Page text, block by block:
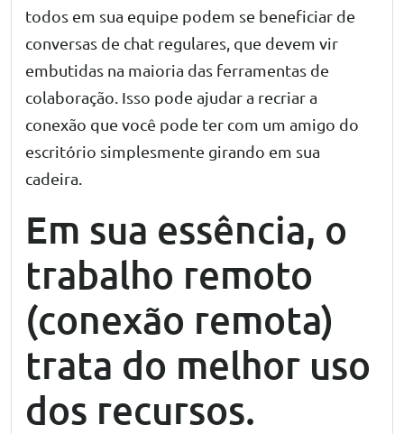
todos em sua equipe podem se beneficiar de
conversas de chat regulares, que devem vir
embutidas na maioria das ferramentas de
colaboração. Isso pode ajudar a recriar a
conexão que você pode ter com um amigo do
escritório simplesmente girando em sua
cadeira.
Em sua essência, o
trabalho remoto
(conexão remota)
trata do melhor uso
dos recursos.